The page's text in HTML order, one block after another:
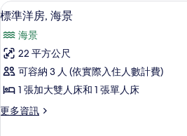
顯
標
準
洋
海
9
標準洋房, 海景
海景
22 平方公尺
可容納 3 人 (依實際入住人數計費)
1 張加大雙人床和 1 張單人床
更多資訊
更